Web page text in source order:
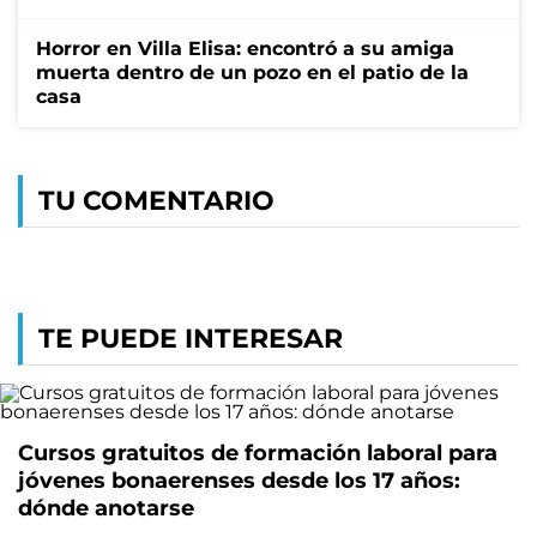
Horror en Villa Elisa: encontró a su amiga
muerta dentro de un pozo en el patio de la
casa
TU COMENTARIO
TE PUEDE INTERESAR
Cursos gratuitos de formación laboral para
jóvenes bonaerenses desde los 17 años:
dónde anotarse